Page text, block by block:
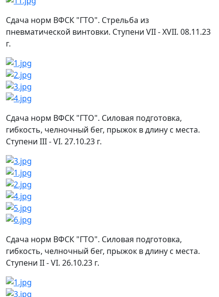
Сдача норм ВФСК "ГТО". Стрельба из
пневматической винтовки. Ступени VII - XVII. 08.11.23
г.
Сдача норм ВФСК "ГТО". Силовая подготовка,
гибкость, челночный бег, прыжок в длину с места.
Ступени III - VI. 27.10.23 г.
Сдача норм ВФСК "ГТО". Силовая подготовка,
гибкость, челночный бег, прыжок в длину с места.
Ступени II - VI. 26.10.23 г.